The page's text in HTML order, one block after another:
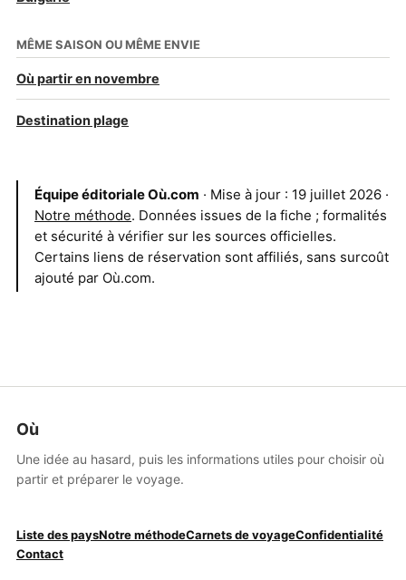
MÊME SAISON OU MÊME ENVIE
Où partir en novembre
Destination plage
Équipe éditoriale Où.com · Mise à jour : 19 juillet 2026 ·
Notre méthode. Données issues de la fiche ; formalités
et sécurité à vérifier sur les sources officielles.
Certains liens de réservation sont affiliés, sans surcoût
ajouté par Où.com.
Où
Une idée au hasard, puis les informations utiles pour choisir où
partir et préparer le voyage.
Liste des paysNotre méthodeCarnets de voyageConfidentialité
Contact